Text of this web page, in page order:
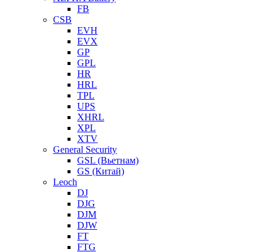
FB
CSB
EVH
EVX
GP
GPL
HR
HRL
TPL
UPS
XHRL
XPL
XTV
General Security
GSL (Вьетнам)
GS (Китай)
Leoch
DJ
DJG
DJM
DJW
FT
FTG